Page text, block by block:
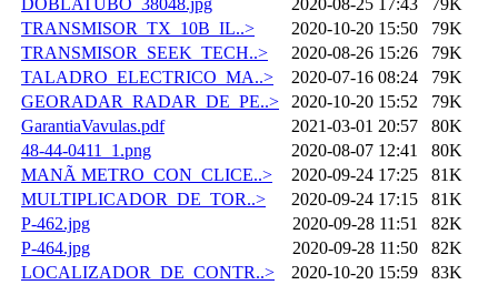
TRANSMISOR_TX_10B_IL..>
2020-10-20 15:50
79K
TRANSMISOR_SEEK_TECH..>
2020-08-26 15:26
79K
TALADRO_ELECTRICO_MA..>
2020-07-16 08:24
79K
GEORADAR_RADAR_DE_PE..>
2020-10-20 15:52
79K
GarantiaVavulas.pdf
2021-03-01 20:57
80K
48-44-0411_1.png
2020-08-07 12:41
80K
MANÃ METRO_CON_CLICE..>
2020-09-24 17:25
81K
MULTIPLICADOR_DE_TOR..>
2020-09-24 17:15
81K
P-462.jpg
2020-09-28 11:51
82K
P-464.jpg
2020-09-28 11:50
82K
LOCALIZADOR_DE_CONTR..>
2020-10-20 15:59
83K